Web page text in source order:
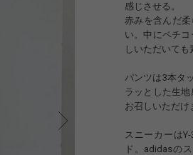
感じさせる。
赤みを含んだ
い。中にペチ
しいただいても
パンツは3本タ
ラッとした生
お召しいただけ
スニーカーは
ド。adidasの